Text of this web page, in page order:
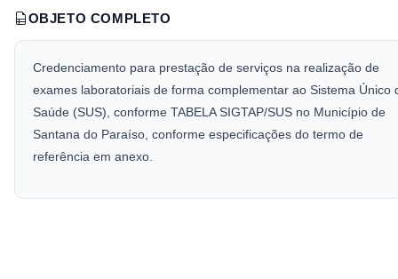
OBJETO COMPLETO
Credenciamento para prestação de serviços na realização de
exames laboratoriais de forma complementar ao Sistema Único
Saúde (SUS), conforme TABELA SIGTAP/SUS no Município de
Santana do Paraíso, conforme especificações do termo de
referência em anexo.